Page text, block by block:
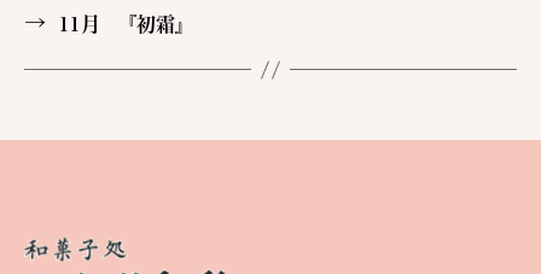
→ 11月 『初霜』